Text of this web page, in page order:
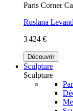
Paris Corner
Ruslana
3 424 €
Découvrir
Sculpture
Sculpture